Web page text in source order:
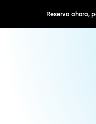
Reserva ahora, paga después